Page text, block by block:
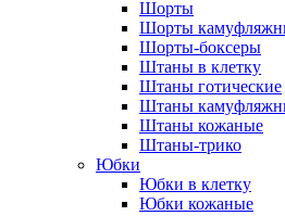
Шорты
Шорты
Шорты-боксеры
Штаны в клетку
Штаны готические
Штаны
Штаны кожаные
Штаны-трико
Юбки
Юбки в клетку
Юбки кожаные